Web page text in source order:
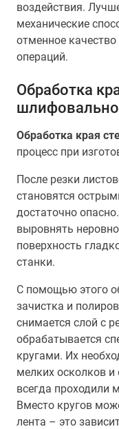
воздействия.
механические
отменное
операций.
Обработка
Обработка края
процесс при
После резки
становятся
достаточно
выровнять
поверхность
станки.
С помощью этого
зачистка и
снимается слой с
обрабатывается
кругами. Их
мелких осколков
всегда проходили
Вместо кругов
лента – это